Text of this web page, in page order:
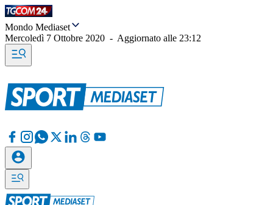
Mondo Mediaset
Mercoledì 7 Ottobre 2020 - Aggiornato alle 23:12